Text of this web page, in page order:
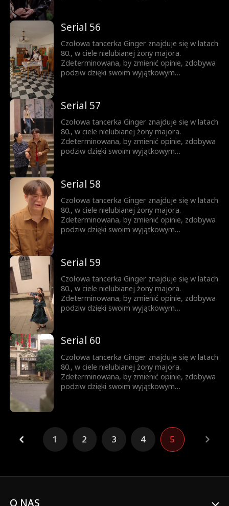
Luke staje się coraz bardziej delikatny i
oddany jej...
Serial 56
Czołowa tancerka Ginger znajduje się w latach
80., w ciele nielubianej żony majora.
Zdeterminowana, by zmienić opinie, zdobywa
podziw dzięki swoim wyjątkowym
Luke staje się coraz bardziej delikatny i
oddany jej...
Serial 57
Czołowa tancerka Ginger znajduje się w latach
80., w ciele nielubianej żony majora.
Zdeterminowana, by zmienić opinie, zdobywa
podziw dzięki swoim wyjątkowym
Luke staje się coraz bardziej delikatny i
oddany jej...
Serial 58
Czołowa tancerka Ginger znajduje się w latach
80., w ciele nielubianej żony majora.
Zdeterminowana, by zmienić opinie, zdobywa
podziw dzięki swoim wyjątkowym
Luke staje się coraz bardziej delikatny i
oddany jej...
Serial 59
Czołowa tancerka Ginger znajduje się w latach
80., w ciele nielubianej żony majora.
Zdeterminowana, by zmienić opinie, zdobywa
podziw dzięki swoim wyjątkowym
Luke staje się coraz bardziej delikatny i
oddany jej...
Serial 60
Czołowa tancerka Ginger znajduje się w latach
80., w ciele nielubianej żony majora.
Zdeterminowana, by zmienić opinie, zdobywa
podziw dzięki swoim wyjątkowym
oddany jej...
1 2 3 4 5
O NAS